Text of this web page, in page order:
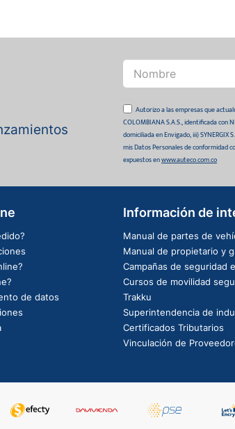
Autorizo a las empresas que
COLOMBIANA S.A.S., identificada con
domiciliada en Envigado, iii)
mis Datos Personales de conformidad
expuestos enwww.auteco.com.co
de datos
Información de
Manual de partes de
Manual de propietario y
Campañas de seguridad
Cursos de movilidad
Trakku
Superintendencia de
Certificados Tributarios
Vinculación de